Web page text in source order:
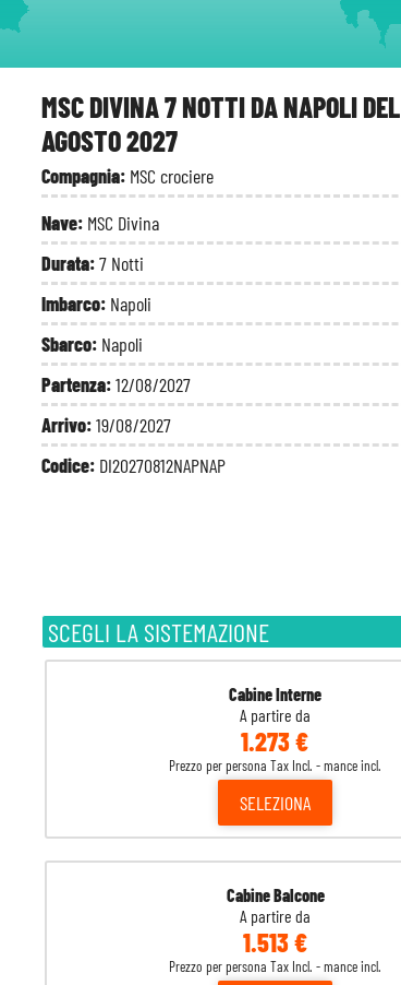
MSC DIVINA 7 NOTTI DA NAPOLI
AGOSTO 2027
Compagnia: MSC crociere
Nave: MSC Divina
Durata:7 Notti
Imbarco: Napoli
Sbarco: Napoli
Partenza:12/08/2027
Arrivo:19/08/2027
Codice: DI20270812NAPNAP
SCEGLI LA SISTEMAZIONE
Cabine Interne
A partire da
1.273 €
Prezzo per persona Tax Incl. - mance incl.
SELEZIONA
Cabine Balcone
A partire da
1.513 €
Prezzo per persona Tax Incl. - mance incl.